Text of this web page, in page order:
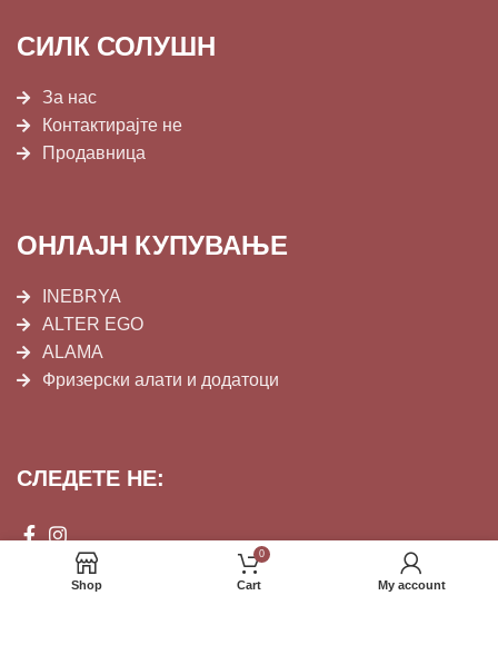
СИЛК СОЛУШН
За нас
Контактирајте не
Продавница
ОНЛАЈН КУПУВАЊЕ
INEBRYA
ALTER EGO
ALAMA
Фризерски алати и додатоци
СЛЕДЕТЕ НЕ:
Shop
0
Cart My account